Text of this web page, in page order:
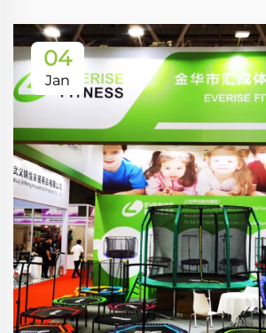
04
Jan